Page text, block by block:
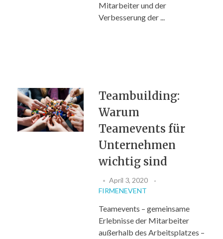
Mitarbeiter und der
Verbesserung der ...
Teambuilding:
Warum
Teamevents für
Unternehmen
wichtig sind
April 3, 2020
FIRMENEVENT
Teamevents – gemeinsame
Erlebnisse der Mitarbeiter
außerhalb des Arbeitsplatzes –